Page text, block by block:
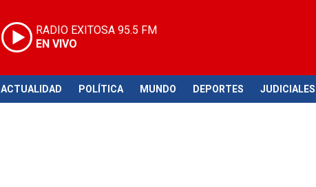
RADIO EXITOSA 95.5 FM
EN VIVO
ACTUALIDAD POLÍTICA MUNDO DEPORTES JUDICIALES